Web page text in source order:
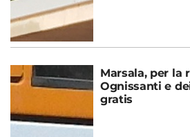
Marsala, per la
Ognissanti e
gratis